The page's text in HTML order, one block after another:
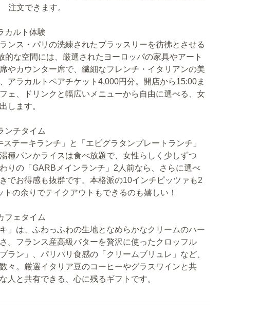
注文できます。
カルト体験
ンス・パリの洗練されたブラッスリーを彷彿とさせる
的な空間には、厳選されたヨーロッパの家具やアート
やカウンター席で、繊細なフレンチ・イタリアンの美
アラカルトペアチケット4,000円分。開店から15:00ま
ェ、ドリンクと幅広いメニューから自由に選べる、女
します。
ンチタイム
テーキランチ」と「エビグラタンプレートランチ」
種パンかライスは食べ放題で、女性らしく少しずつ
りの「GARBメインランチ」2人前なら、さらに選べ
でお得感も抜群です。本格派の10インチピッツァも2
の余りでテイクアウトもできるのも嬉しい！
フェタイム
」は、ふわっふわの生地となめらかなクリームのハー
。フランス産高級バターを贅沢に使ったクロッフル
ラン」、パリパリ食感の「クリームブリュレ」など、
々。厳選イタリア豆のコーヒーやグラスワインと共
人と共有できる、心に残るギフトです。